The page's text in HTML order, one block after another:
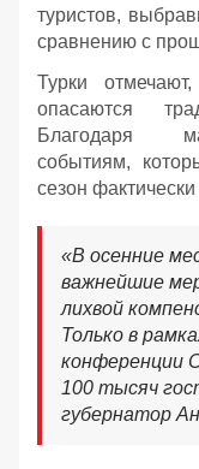
туристов,
сравнению с
Турки
опасаются
Благодаря
событиям,
сезон
«В осенние
важнейшие
лихвой
Только в
конференции
100 тысяч
губернатор